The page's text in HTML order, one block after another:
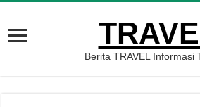
Berita TRAVEL Informasi